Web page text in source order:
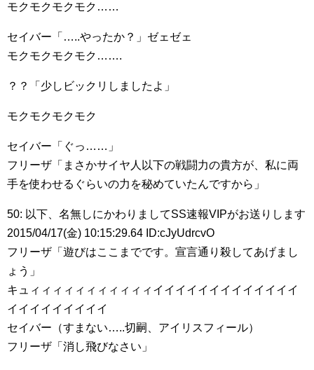
モクモクモクモク……
セイバー「…..やったか？」ゼェゼェ
モクモクモクモク…….
？？「少しビックリしましたよ」
モクモクモクモク
セイバー「ぐっ……」
フリーザ「まさかサイヤ人以下の戦闘力の貴方が、私に両
手を使わせるぐらいの力を秘めていたんですから」
50: 以下、名無しにかわりましてSS速報VIPがお送りします
2015/04/17(金) 10:15:29.64 ID:cJyUdrcvO
フリーザ「遊びはここまでです。宣言通り殺してあげまし
ょう」
キュィィィィィィィィィィィイイイイイイイイイイイイイ
イイイイイイイイイ
セイバー（すまない…..切嗣、アイリスフィール）
フリーザ「消し飛びなさい」